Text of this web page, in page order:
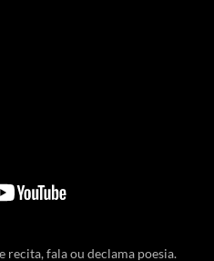
recita, fala ou declama poesia.